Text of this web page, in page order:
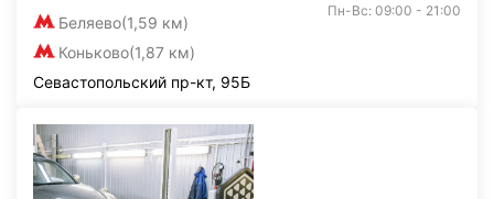
Беляево(1,59 км)
Коньково(1,87 км)
Пн-Вс: 09:00 - 21:00
Севастопольский пр-кт, 95Б